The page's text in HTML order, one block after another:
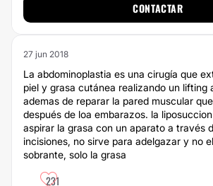
CONTACTAR
27 jun 2018
La abdominoplastia es una cirugía que
piel y grasa cutánea realizando un lifting
ademas de reparar la pared muscular
después de loa embarazos. la
aspirar la grasa con un aparato a través
incisiones, no sirve para adelgazar y no
sobrante, solo la grasa
231